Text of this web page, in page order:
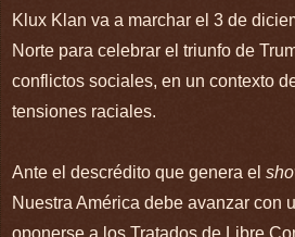
Klux Klan va a marchar el 3 de
Norte para celebrar el triunfo de
conflictos sociales, en un contexto
tensiones raciales.
Ante el descrédito que genera el
Nuestra América debe avanzar con
oponerse a los Tratados de Libre